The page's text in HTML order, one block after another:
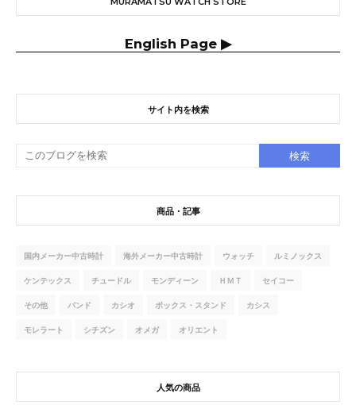
English Page ▶
サイト内を検索
商品・記事
国内メーカー中古時計 海外メーカー中古時計 ウォッチ ルミノックス
ケンテックス チュードル モンディーン ＨＭＴ セイコー
その他 バンド カシオ ボックス・スタンド カシス
モレラート シチズン オメガ オリエント
人気の商品